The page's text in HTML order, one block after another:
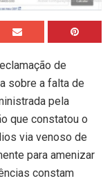
de
sobre a falta de
pela
que constatou o
via venoso de
para amenizar
constam